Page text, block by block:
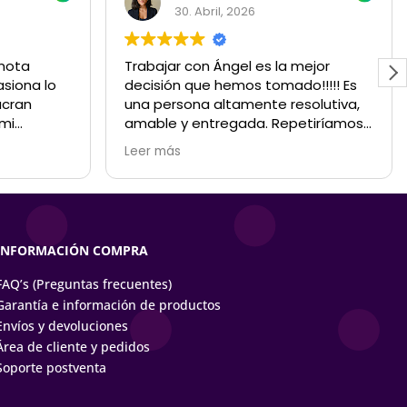
lo
Un
30. Abril, 2026
Trabajar con Ángel es la mejor
decisión que hemos tomado!!!!! Es
una persona altamente resolutiva,
amable y entregada. Repetiríamos
en cada evento!!
Leer más
COMPRA
(Preguntas frecuentes)
e información de productos
y devoluciones
de cliente y pedidos
postventa